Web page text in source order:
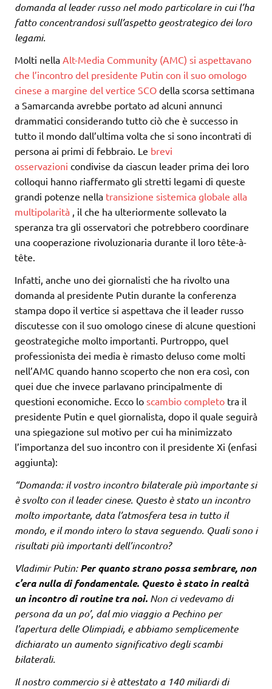
domanda al leader russo nel modo particolare in cui l’ha
fatto concentrandosi sull’aspetto geostrategico dei loro
legami.
Molti nella Alt-Media Community (AMC) si aspettavano
che l’incontro del presidente Putin con il suo omologo
cinese a margine del vertice SCO della scorsa settimana
a Samarcanda avrebbe portato ad alcuni annunci
drammatici considerando tutto ciò che è successo in
tutto il mondo dall’ultima volta che si sono incontrati di
persona ai primi di febbraio. Le brevi
osservazioni condivise da ciascun leader prima dei loro
colloqui hanno riaffermato gli stretti legami di queste
grandi potenze nella transizione sistemica globale alla
multipolarità , il che ha ulteriormente sollevato la
speranza tra gli osservatori che potrebbero coordinare
una cooperazione rivoluzionaria durante il loro tête-à-
tête.
Infatti, anche uno dei giornalisti che ha rivolto una
domanda al presidente Putin durante la conferenza
stampa dopo il vertice si aspettava che il leader russo
discutesse con il suo omologo cinese di alcune questioni
geostrategiche molto importanti. Purtroppo, quel
professionista dei media è rimasto deluso come molti
nell’AMC quando hanno scoperto che non era così, con
quei due che invece parlavano principalmente di
questioni economiche. Ecco lo scambio completo tra il
presidente Putin e quel giornalista, dopo il quale seguirà
una spiegazione sul motivo per cui ha minimizzato
l’importanza del suo incontro con il presidente Xi (enfasi
aggiunta):
“Domanda: il vostro incontro bilaterale più importante si
è svolto con il leader cinese. Questo è stato un incontro
molto importante, data l’atmosfera tesa in tutto il
mondo, e il mondo intero lo stava seguendo. Quali sono i
risultati più importanti dell’incontro?
Vladimir Putin:Per quanto strano possa sembrare, non
c’era nulla di fondamentale. Questo è stato in realtà
un incontro di routine tra noi. Non ci vedevamo di
persona da un po’, dal mio viaggio a Pechino per
l’apertura delle Olimpiadi, e abbiamo semplicemente
dichiarato un aumento significativo degli scambi
bilaterali.
Il nostro commercio si è attestato a 140 miliardi di